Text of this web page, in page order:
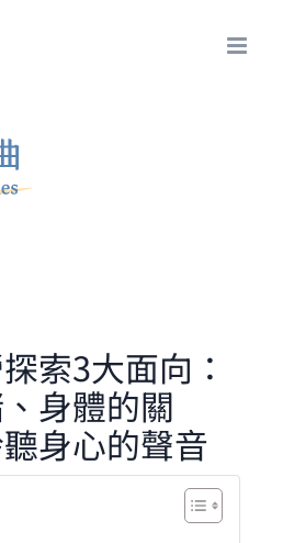
索3大面向：
身體的關
身心的聲音